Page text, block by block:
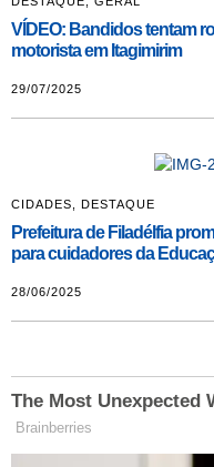
VÍDEO: Bandidos tentam
motorista em Itagimirim
29/07/2025
CIDADES DESTAQUE
Prefeitura de Filadélfia
para cuidadores da
28/06/2025